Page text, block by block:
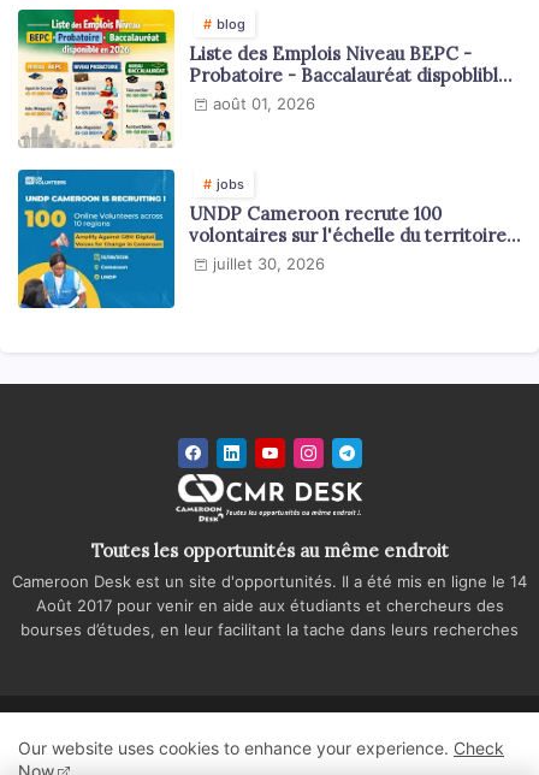
blog
Liste des Emplois Niveau BEPC -
Probatoire - Baccalauréat dispoblible
en 2026
août 01, 2026
jobs
UNDP Cameroon recrute 100
volontaires sur l'échelle du territoire
national
juillet 30, 2026
Toutes les opportunités au même endroit
Cameroon Desk est un site d'opportunités. Il a été mis en ligne le 14
Août 2017 pour venir en aide aux étudiants et chercheurs des
bourses d’études, en leur facilitant la tache dans leurs recherches
Politique de confidentialité
Regie publicitaire
Our website uses cookies to enhance your experience. Check